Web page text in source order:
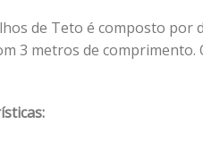
de Teto é composto
3 metros de